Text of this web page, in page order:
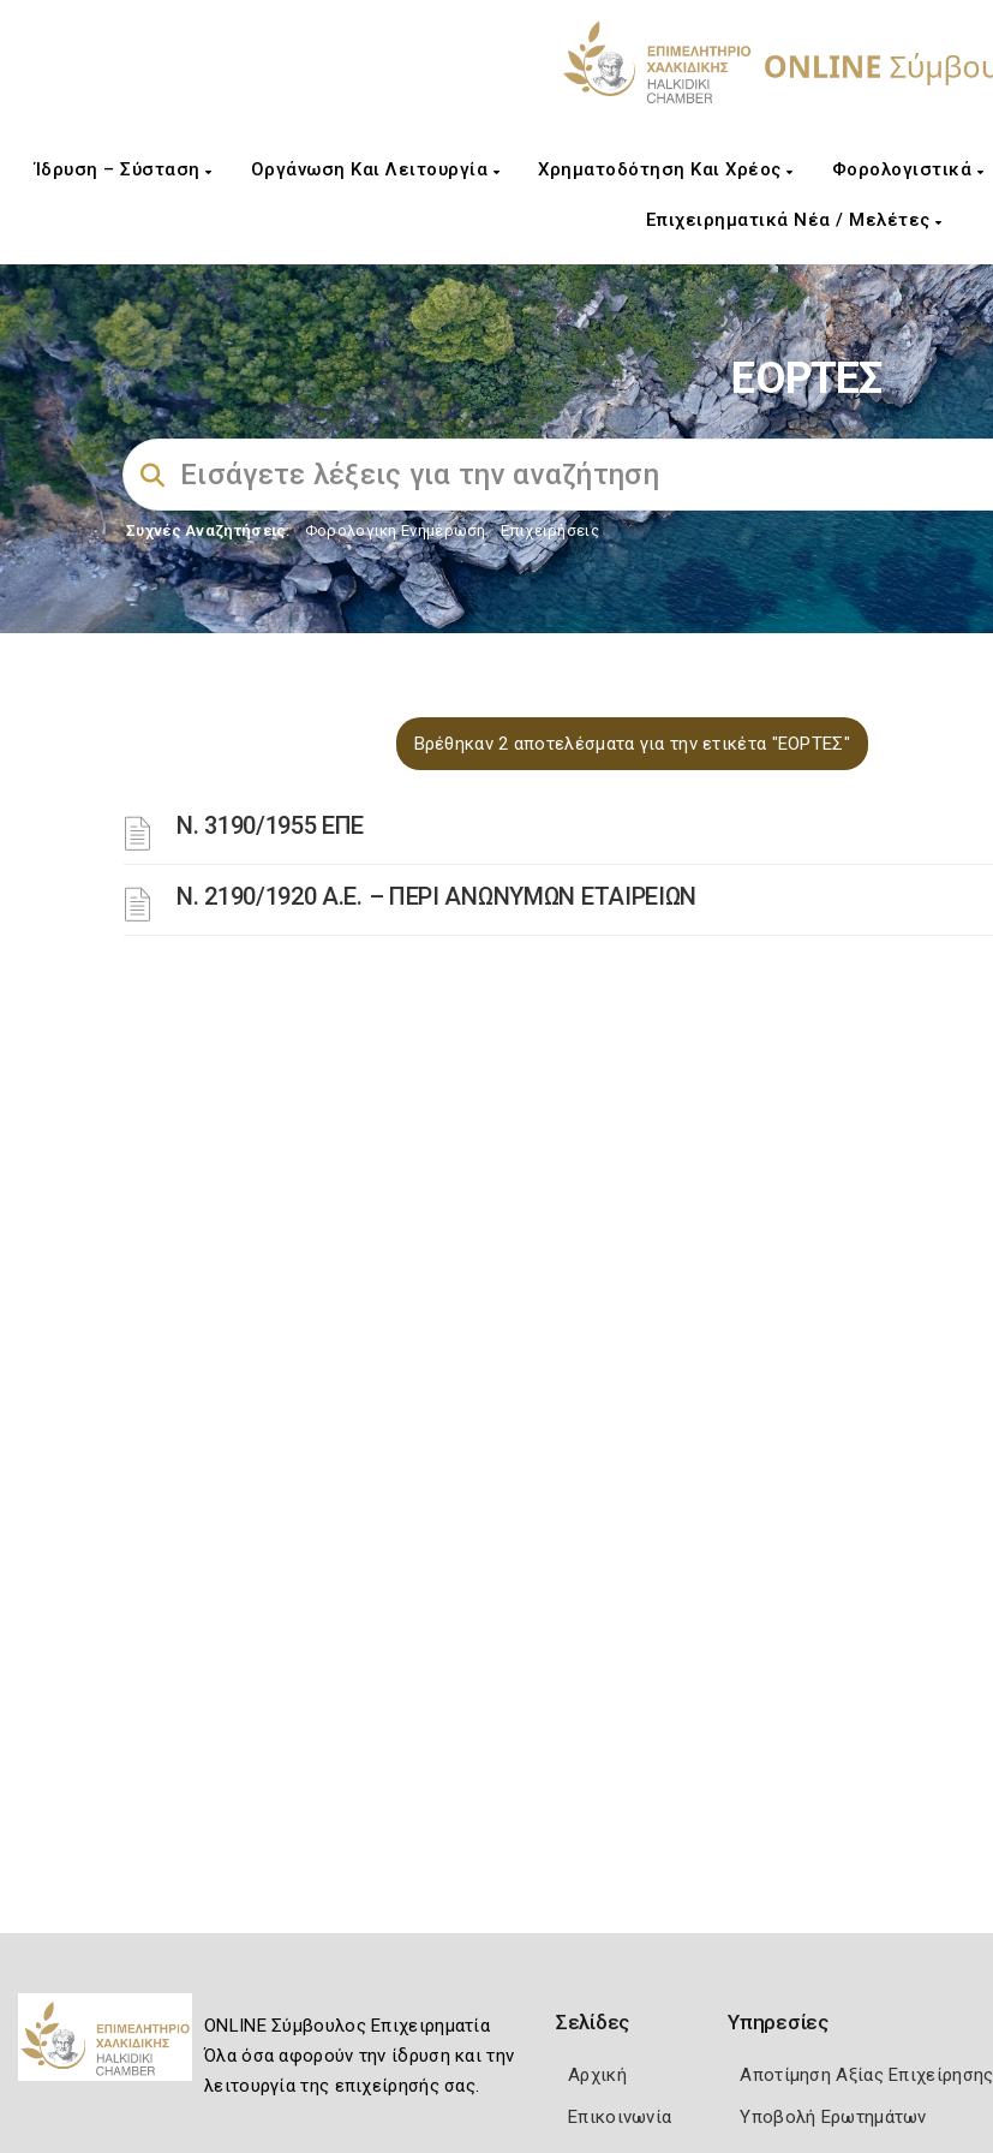
Ίδρυση – Σύσταση Οργάνωση Και Λειτουργία Χρηματοδότηση Και Χρέος Φορολογιστικά
Επιχειρηματικά Νέα / Μελέτες
ΕΟΡΤΕΣ
Συχνές Αναζητήσεις: Φορολογικη Ενημέρωση, Επιχειρήσεις
Βρέθηκαν 2 αποτελέσματα για την ετικέτα "ΕΟΡΤΕΣ"
Ν. 3190/1955 ΕΠΕ
Ν. 2190/1920 Α.Ε. – ΠΕΡΙ ΑΝΩΝΥΜΩΝ ΕΤΑΙΡΕΙΩΝ
ONLINE Σύμβουλος Επιχειρηματία
Όλα όσα αφορούν την ίδρυση και την
λειτουργία της επιχείρησής σας.
Σελίδες
Αρχική
Επικοινωνία
Υπηρεσίες
Αποτίμηση Αξίας Επιχείρησης
Υποβολή Ερωτημάτων